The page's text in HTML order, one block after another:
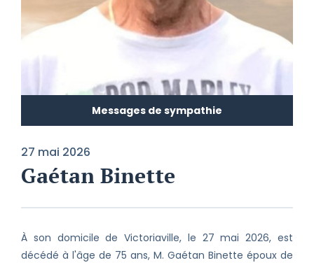
Messages de sympathie
27 mai 2026
Gaétan Binette
À son domicile de Victoriaville, le 27 mai 2026, est
décédé à l'âge de 75 ans, M. Gaétan Binette époux de